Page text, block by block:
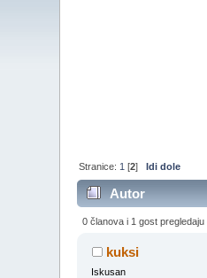
Stranice: 1 [2]Idi dole
Autor
0 članova i 1 gost pregledaju
kuksi
Iskusan